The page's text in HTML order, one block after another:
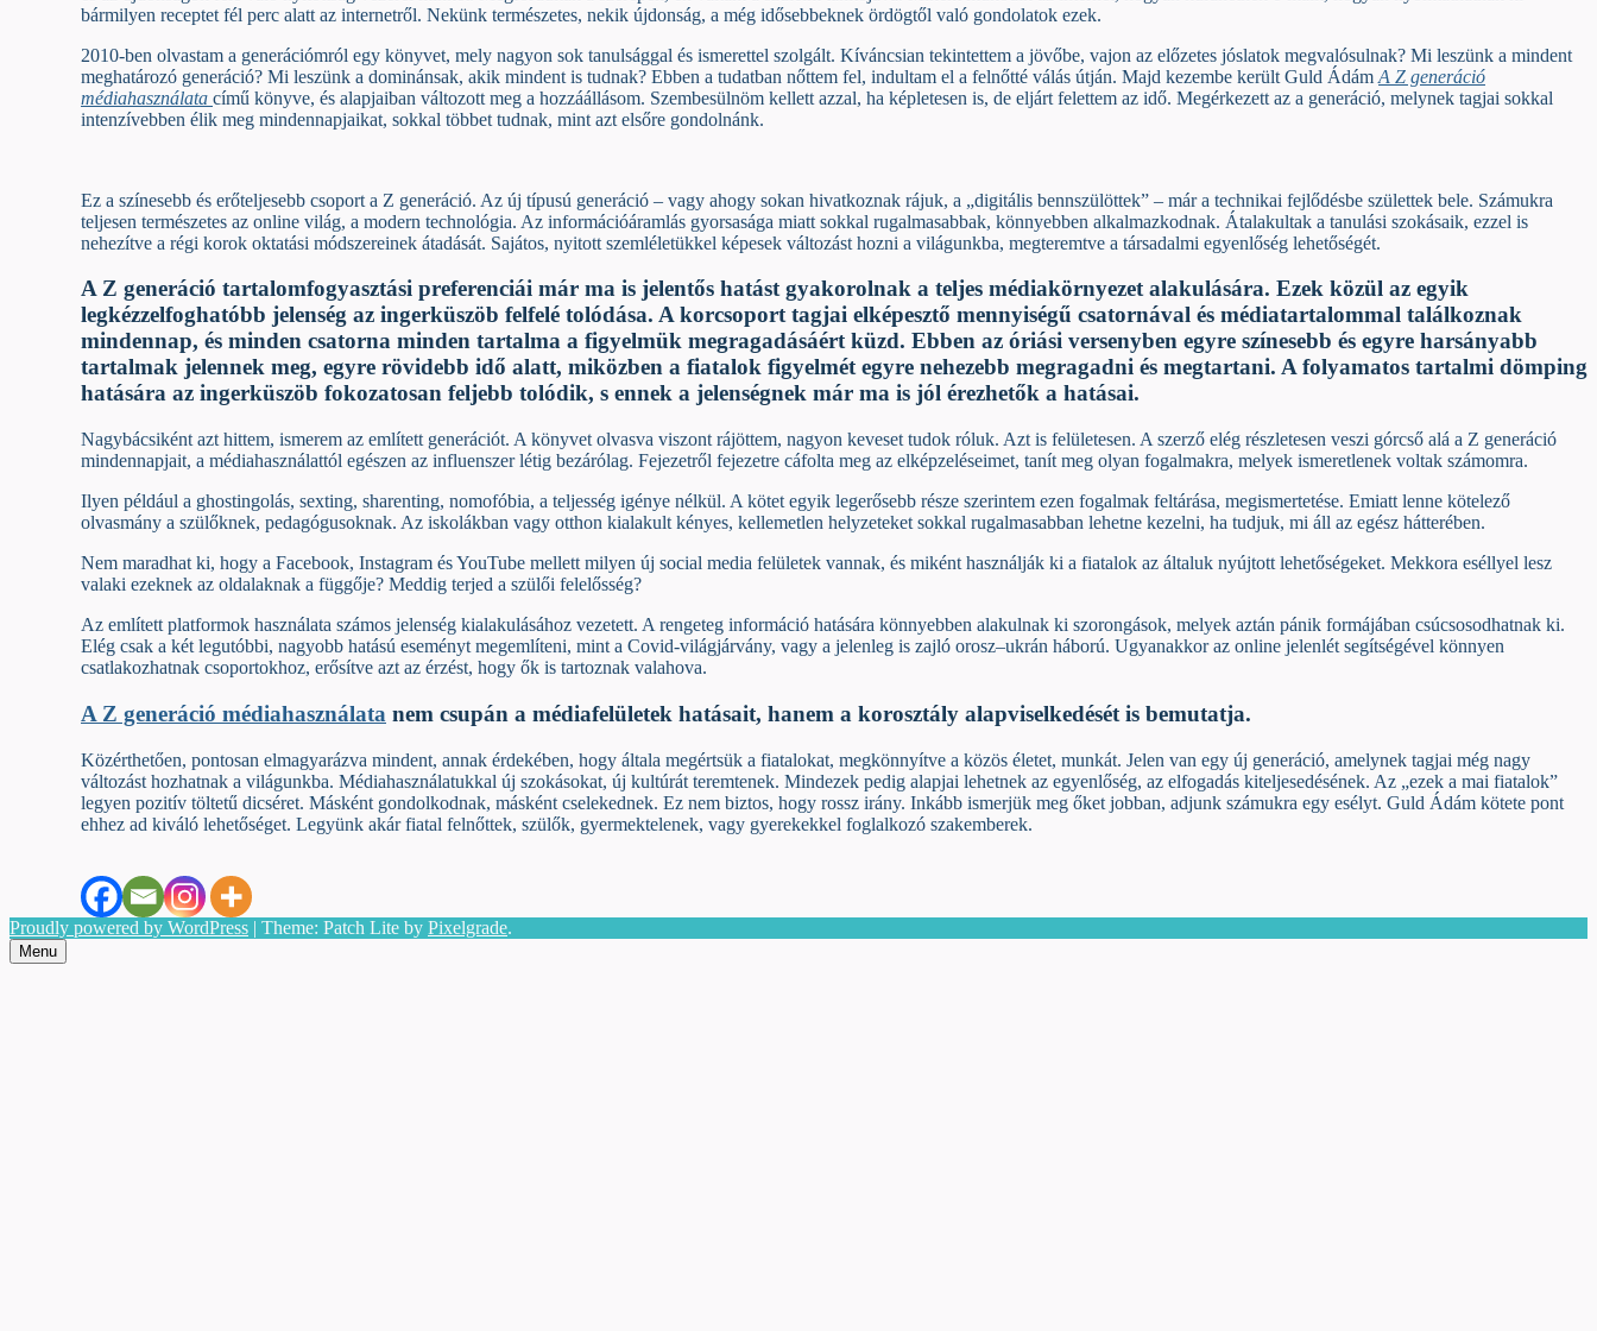
bármilyen receptet fél perc alatt az internetről. Nekünk természetes, nekik újdonság, a még idősebbeknek ördögtől való gondolatok ezek.
2010-ben olvastam a generációmról egy könyvet, mely nagyon sok tanulsággal és ismerettel szolgált. Kíváncsian tekintettem a jövőbe, vajon az előzetes jóslatok megvalósulnak? Mi leszünk a mindent
meghatározó generáció? Mi leszünk a dominánsak, akik mindent is tudnak? Ebben a tudatban nőttem fel, indultam el a felnőtté válás útján. Majd kezembe került Guld Ádám A Z generáció
médiahasználata című könyve, és alapjaiban változott meg a hozzáállásom. Szembesülnöm kellett azzal, ha képletesen is, de eljárt felettem az idő. Megérkezett az a generáció, melynek tagjai sokkal
intenzívebben élik meg mindennapjaikat, sokkal többet tudnak, mint azt elsőre gondolnánk.
Ez a színesebb és erőteljesebb csoport a Z generáció. Az új típusú generáció – vagy ahogy sokan hivatkoznak rájuk, a „digitális bennszülöttek” – már a technikai fejlődésbe születtek bele. Számukra
teljesen természetes az online világ, a modern technológia. Az információáramlás gyorsasága miatt sokkal rugalmasabbak, könnyebben alkalmazkodnak. Átalakultak a tanulási szokásaik, ezzel is
nehezítve a régi korok oktatási módszereinek átadását. Sajátos, nyitott szemléletükkel képesek változást hozni a világunkba, megteremtve a társadalmi egyenlőség lehetőségét.
A Z generáció tartalomfogyasztási preferenciái már ma is jelentős hatást gyakorolnak a teljes médiakörnyezet alakulására. Ezek közül az egyik
legkézzelfoghatóbb jelenség az ingerküszöb felfelé tolódása. A korcsoport tagjai elképesztő mennyiségű csatornával és médiatartalommal találkoznak
mindennap, és minden csatorna minden tartalma a figyelmük megragadásáért küzd. Ebben az óriási versenyben egyre színesebb és egyre harsányabb
tartalmak jelennek meg, egyre rövidebb idő alatt, miközben a fiatalok figyelmét egyre nehezebb megragadni és megtartani. A folyamatos tartalmi dömping
hatására az ingerküszöb fokozatosan feljebb tolódik, s ennek a jelenségnek már ma is jól érezhetők a hatásai.
Nagybácsiként azt hittem, ismerem az említett generációt. A könyvet olvasva viszont rájöttem, nagyon keveset tudok róluk. Azt is felületesen. A szerző elég részletesen veszi górcső alá a Z generáció
mindennapjait, a médiahasználattól egészen az influenszer létig bezárólag. Fejezetről fejezetre cáfolta meg az elképzeléseimet, tanít meg olyan fogalmakra, melyek ismeretlenek voltak számomra.
Ilyen például a ghostingolás, sexting, sharenting, nomofóbia, a teljesség igénye nélkül. A kötet egyik legerősebb része szerintem ezen fogalmak feltárása, megismertetése. Emiatt lenne kötelező
olvasmány a szülőknek, pedagógusoknak. Az iskolákban vagy otthon kialakult kényes, kellemetlen helyzeteket sokkal rugalmasabban lehetne kezelni, ha tudjuk, mi áll az egész hátterében.
Nem maradhat ki, hogy a Facebook, Instagram és YouTube mellett milyen új social media felületek vannak, és miként használják ki a fiatalok az általuk nyújtott lehetőségeket. Mekkora eséllyel lesz
valaki ezeknek az oldalaknak a függője? Meddig terjed a szülői felelősség?
Az említett platformok használata számos jelenség kialakulásához vezetett. A rengeteg információ hatására könnyebben alakulnak ki szorongások, melyek aztán pánik formájában csúcsosodhatnak ki.
Elég csak a két legutóbbi, nagyobb hatású eseményt megemlíteni, mint a Covid-világjárvány, vagy a jelenleg is zajló orosz–ukrán háború. Ugyanakkor az online jelenlét segítségével könnyen
csatlakozhatnak csoportokhoz, erősítve azt az érzést, hogy ők is tartoznak valahova.
A Z generáció médiahasználata nem csupán a médiafelületek hatásait, hanem a korosztály alapviselkedését is bemutatja.
Közérthetően, pontosan elmagyarázva mindent, annak érdekében, hogy általa megértsük a fiatalokat, megkönnyítve a közös életet, munkát. Jelen van egy új generáció, amelynek tagjai még nagy
változást hozhatnak a világunkba. Médiahasználatukkal új szokásokat, új kultúrát teremtenek. Mindezek pedig alapjai lehetnek az egyenlőség, az elfogadás kiteljesedésének. Az „ezek a mai fiatalok”
legyen pozitív töltetű dicséret. Másként gondolkodnak, másként cselekednek. Ez nem biztos, hogy rossz irány. Inkább ismerjük meg őket jobban, adjunk számukra egy esélyt. Guld Ádám kötete pont
ehhez ad kiváló lehetőséget. Legyünk akár fiatal felnőttek, szülők, gyermektelenek, vagy gyerekekkel foglalkozó szakemberek.
Proudly powered by WordPress | Theme: Patch Lite by Pixelgrade.
Menu